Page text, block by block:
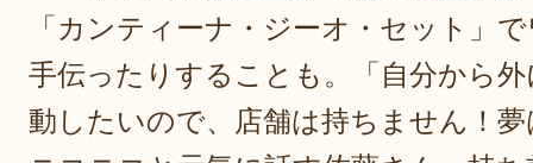
「カンティーナ・ジーオ・セット」
手伝ったりすることも。「自分から
動したいので、店舗は持ちません！